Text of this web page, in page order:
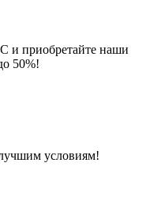
и приобретайте наши
50%!
условиям!